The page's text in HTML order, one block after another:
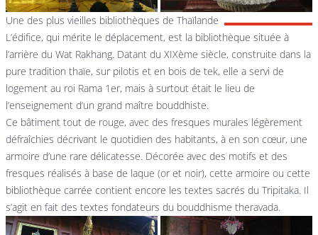
Une des plus vieilles bibliothèques de Thaïlande
L’édifice, qui mérite le déplacement, est la bibliothèque située à
l’arrière du Wat Rakhang. Datant du XIXème siècle, construite dans la
pure tradition thaïe, sur pilotis et en bois de tek, elle a servi de
logement au roi Rama 1er, mais à surtout était le lieu de
l’enseignement d’un grand maître bouddhiste.
Ce bâtiment tout de rouge, avec des fresques murales légèrement
défraîchies décrivant le quotidien des habitants, à en son cœur, une
armoire d’une rare délicatesse. Décorée avec des motifs et des
fresques réalisés à base de laque (or et noir), cette armoire ou cette
bibliothèque carrée contient encore les textes sacrés du Tripitaka. Il
s’agit en fait des textes fondateurs du bouddhisme theravada.